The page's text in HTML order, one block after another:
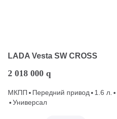
LADA Vesta SW CROSS
2 018 000 q
МКПП Передний привод 1.6 л.
Универсал